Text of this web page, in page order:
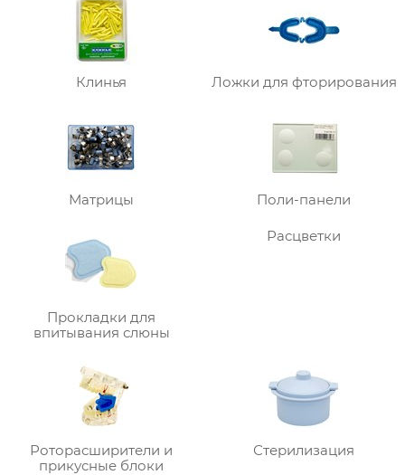
Клинья Ложки для фторирования
Матрицы Поли-панели
Прокладки для
впитывания слюны
Расцветки
Роторасширители и
прикусные блоки
Стерилизация